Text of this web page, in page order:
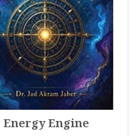
Energy Engine